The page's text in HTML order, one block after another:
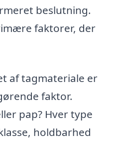
beslutning.
faktorer, der
af tagmateriale er
faktor.
pap? Hver type
holdbarhed